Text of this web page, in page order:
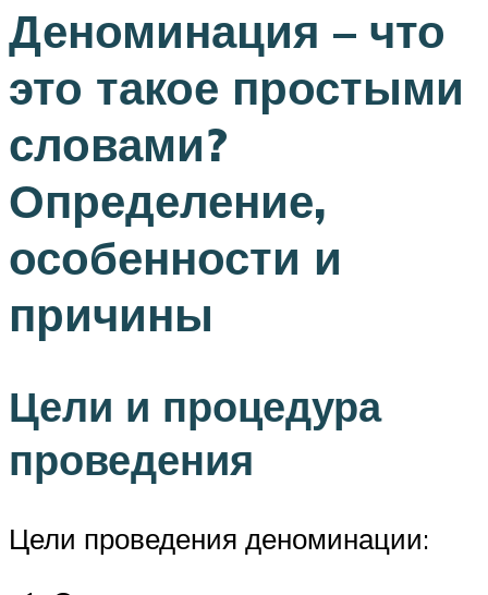
Деноминация – что
это такое простыми
словами?
Определение,
особенности и
причины
Цели и процедура
проведения
Цели проведения деноминации: